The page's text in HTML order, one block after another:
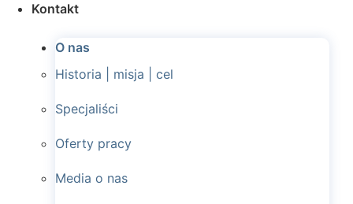
Kontakt
O nas
Historia | misja | cel
Specjaliści
Oferty pracy
Media o nas